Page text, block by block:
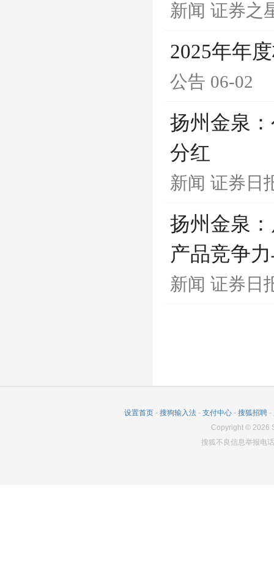
新闻 证券之
2025年年
公告 06-02
扬州金泉
分红
新闻 证券日
扬州金泉
产品竞争
新闻 证券日
设置首页 - 搜狗输入法 - 支付中心 - 搜狐招聘 -
Copyright © 2026
搜狐不良信息举报电